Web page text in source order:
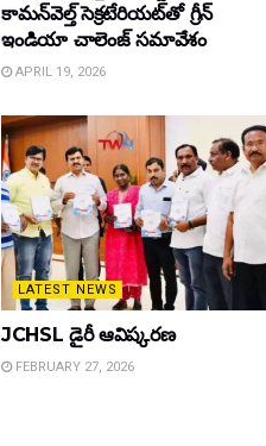
కామన్‌వెల్త్ సెక్రటేరియట్‌తో గ్రీన్
ఇండియా చాలెంజ్ సమావేశం
APRIL 19, 2026
LATEST NEWS
JCHSL డైరీ ఆవిష్కరణ
FEBRUARY 27, 2026